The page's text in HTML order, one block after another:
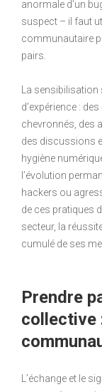
anormale d’un
suspect – il faut
communautaire
pairs.
La
d’expérience :
chevronnés, des
des discussions
hygiène
l’évolution
hackers ou
de ces pratiques
secteur, la
cumulé de ses
Prendre
collective
L’échange et le